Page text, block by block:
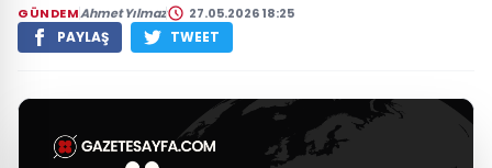
GÜNDEMAhmet Yılmaz 27.05.2026 18:25
PAYLAŞ TWEET